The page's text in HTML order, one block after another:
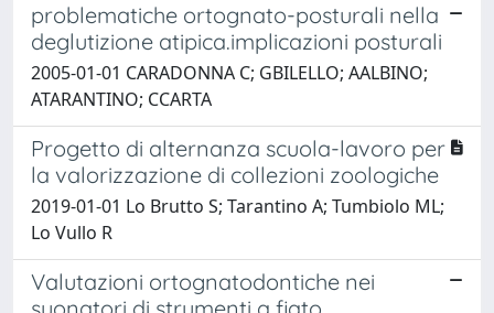
problematiche ortognato-posturali nella
deglutizione atipica.implicazioni posturali
2005-01-01 CARADONNA C; GBILELLO; AALBINO;
ATARANTINO; CCARTA
Progetto di alternanza scuola-lavoro per
la valorizzazione di collezioni zoologiche
2019-01-01 Lo Brutto S; Tarantino A; Tumbiolo ML;
Lo Vullo R
Valutazioni ortognatodontiche nei